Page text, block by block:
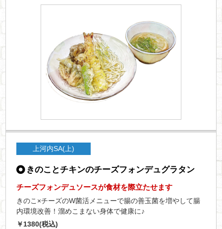
上河内SA(上)
きのことチキンのチーズフォンデュグラタン
チーズフォンデュソースが食材を際立たせます
きのこ×チーズのW菌活メニューで腸の善玉菌を増やして腸
内環境改善！溜めこまない身体で健康に♪
￥1380(税込)